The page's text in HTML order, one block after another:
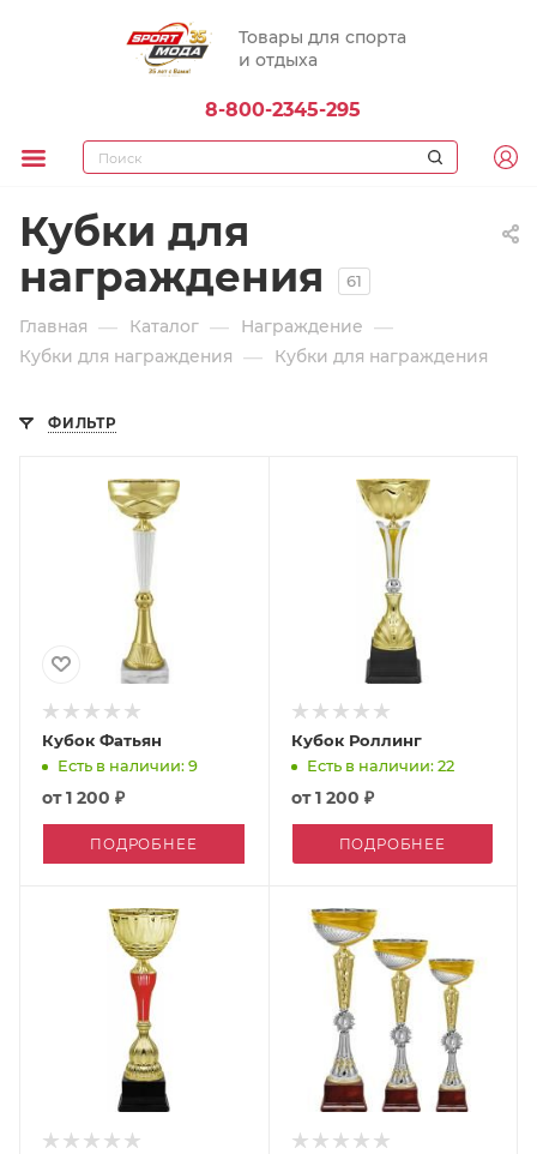
Товары для спорта
и отдыха
8-800-2345-295
Кубки для
награждения
61
Главная — Каталог — Награждение —
Кубки для награждения — Кубки для награждения
ФИЛЬТР
Кубок Фатьян
Есть в наличии: 9
от1 200 ₽
ПОДРОБНЕЕ
Кубок Роллинг
Есть в наличии: 22
от1 200 ₽
ПОДРОБНЕЕ